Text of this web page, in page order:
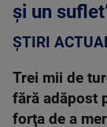
şi un
ȘTIRI
Trei mii de
fără adăpost
forţa de a